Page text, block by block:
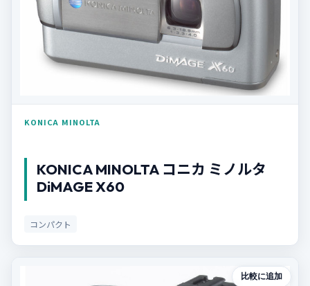
KONICA MINOLTA
KONICA MINOLTA コニカ ミノルタ
DiMAGE X60
コンパクト
比較に追加